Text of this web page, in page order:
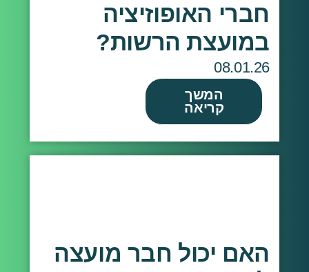
חברי האופוזיציה
במועצת הרשות?
08.01.26
המשך
קריאה
האם יכול חבר מועצה